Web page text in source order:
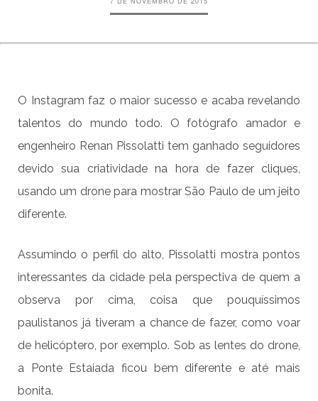
O Instagram faz o maior sucesso e acaba revelando
talentos do mundo todo. O fotógrafo amador e
engenheiro Renan Pissolatti tem ganhado seguidores
devido sua criatividade na hora de fazer cliques,
usando um drone para mostrar São Paulo de um jeito
diferente.
Assumindo o perfil do alto, Pissolatti mostra pontos
interessantes da cidade pela perspectiva de quem a
observa por cima, coisa que pouquíssimos
paulistanos já tiveram a chance de fazer, como voar
de helicóptero, por exemplo. Sob as lentes do drone,
a Ponte Estaiada ficou bem diferente e até mais
bonita.